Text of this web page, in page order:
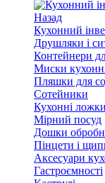
Назад
Кухонний
Друшляки і
Контейнери
Миски
Пляшки для
Сотейники
Кухонні ложки
Мірний посуд
Дошки
Пінцети і
Аксесуари
Гастроємності